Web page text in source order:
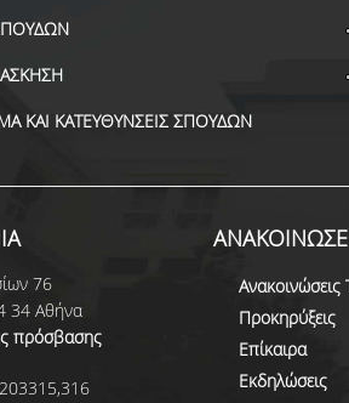
ΚΑΙ ΚΑΤΕΥΘΥΝΣΕΙΣ ΣΠΟΥΔΩΝ
76
34 Αθήνα
πρόσβασης
Ανακοινώσεις
Προκηρύξεις
Επίκαιρα
Εκδηλώσεις